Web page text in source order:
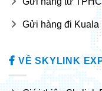
Gửi hàng đi Kuala
VỀ SKYLINK